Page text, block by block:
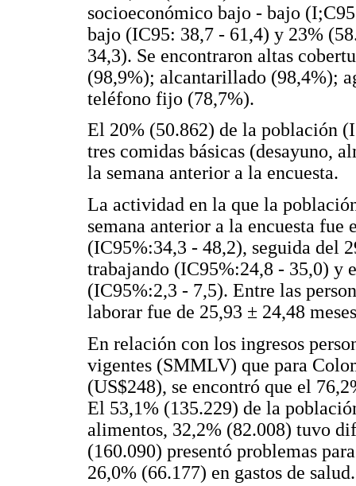
socioeconómico bajo - bajo
bajo (IC95: 38,7 - 61,4) y 23%
34,3). Se encontraron altas
(98,9%); alcantarillado (98,4%);
teléfono fijo (78,7%).
El 20% (50.862) de la población
tres comidas básicas (desayuno,
la semana anterior a la encuesta.
La actividad en la que la
semana anterior a la encuesta
(IC95%:34,3 - 48,2), seguida del
trabajando (IC95%:24,8 - 35,0) y
(IC95%:2,3 - 7,5). Entre las
laborar fue de 25,93 ± 24,48
En relación con los ingresos
vigentes (SMMLV) que para
(US$248), se encontró que el
El 53,1% (135.229) de la
alimentos, 32,2% (82.008) tuvo
(160.090) presentó problemas
26,0% (66.177) en gastos de salud.